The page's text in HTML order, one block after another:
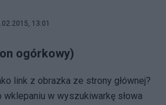
13:01
ogórkowy)
link z obrazka ze strony głównej?
wklepaniu w wyszukiwarkę słowa